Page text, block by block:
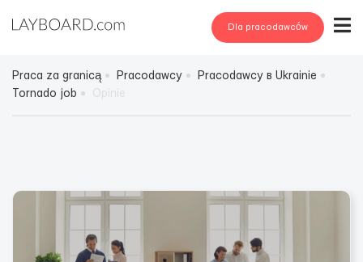
Dla pracodawców
Praca za granicą Pracodawcy
Pracodawcy в Ukrainie
Tornado job